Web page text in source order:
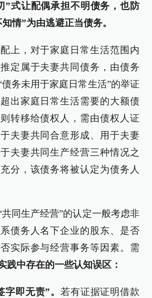
”式让配偶承担不明债务，也防
情”为由逃避正当债务。
上，对于家庭日常生活范围内
定属于夫妻共同债务，由债务
债务未用于家庭日常生活”的举证
出家庭日常生活需要的大额债
转移给债权人，需由债权人证
夫妻共同合意形成、用于夫妻
夫妻共同生产经营三种情况之
分，该债务将被认定为债务人
同生产经营”的认定一般考虑非
债务人名下企业的股东、是否
实际参与经营事务等因素。需
践中存在的一些认知误区：
即无责”。 若有证据证明借款